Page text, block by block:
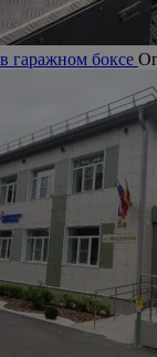
гаражном боксе